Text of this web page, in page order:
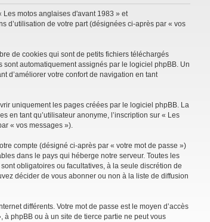
motos anglaises d'avant 1983 » et
d’utilisation de votre part (désignées ci-après par « vos
de cookies qui sont de petits fichiers téléchargés
automatiquement assignés par le logiciel phpBB. Un
d’améliorer votre confort de navigation en tant
uniquement les pages créées par le logiciel phpBB. La
tant qu’utilisateur anonyme, l’inscription sur « Les
« vos messages »).
compte (désigné ci-après par « votre mot de passe »)
dans le pays qui héberge notre serveur. Toutes les
obligatoires ou facultatives, à la seule discrétion de
décider de vous abonner ou non à la liste de diffusion
différents. Votre mot de passe est le moyen d’accès
phpBB ou à un site de tierce partie ne peut vous